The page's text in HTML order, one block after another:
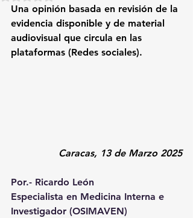
Una opinión basada en revisión de la
evidencia disponible y de material
audiovisual que circula en las
plataformas (Redes sociales).
Caracas, 13 de Marzo 2025
Por.- Ricardo León
Especialista en Medicina Interna e
Investigador (OSIMAVEN)